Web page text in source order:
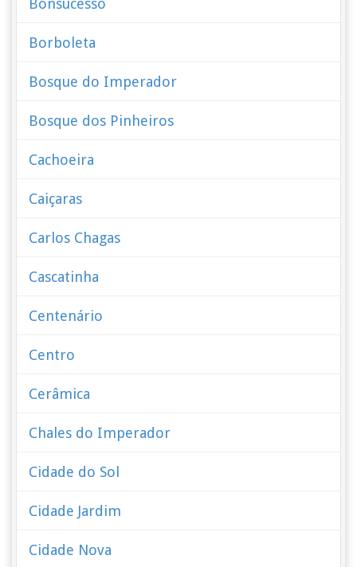
Bonsucesso
Borboleta
Bosque do Imperador
Bosque dos Pinheiros
Cachoeira
Caiçaras
Carlos Chagas
Cascatinha
Centenário
Centro
Cerâmica
Chales do Imperador
Cidade do Sol
Cidade Jardim
Cidade Nova